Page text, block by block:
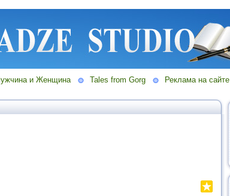
и Женщина Tales from Gorg Реклама на сайте